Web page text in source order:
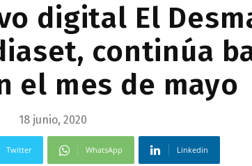
digital El
continúa
el mes de mayo
18 junio, 2020
Twitter WhatsApp Linkedin